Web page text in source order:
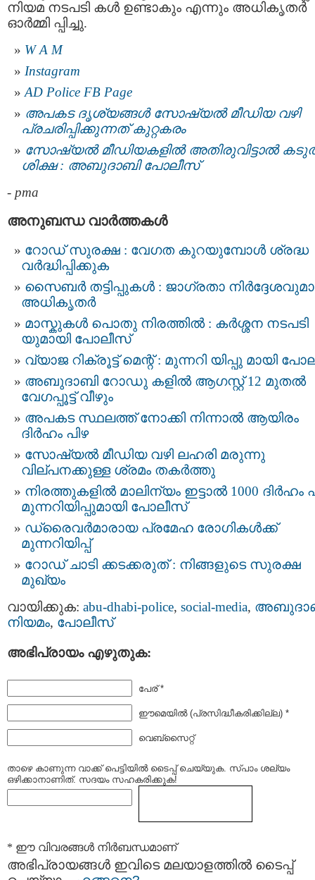
നിയമ നടപടി കള്‍ ഉണ്ടാകും എന്നും അധികൃതര്‍
ഓര്‍മ്മി പ്പിച്ചു.
W A M
Instagram
AD Police FB Page
അപകട ദൃശ്യങ്ങൾ സോഷ്യൽ മീഡിയ വഴി
പ്രചരിപ്പിക്കുന്നത് കുറ്റകരം
സോഷ്യല്‍ മീഡിയകളിൽ അതിരുവിട്ടാൽ
ശിക്ഷ : അബുദാബി പോലീസ്
- pma
അനുബന്ധ വാര്‍ത്തകള്‍
റോഡ് സുരക്ഷ : വേഗത കുറയുമ്പോൾ ശ്രദ്ധ
വർദ്ധിപ്പിക്കുക
സൈബർ തട്ടിപ്പുകൾ : ജാഗ്രതാ
അധികൃതര്‍
മാസ്കുകള്‍ പൊതു നിരത്തില്‍ : കര്‍ശ്ശന നടപടി
യുമായി പോലീസ്
വ്യാജ റിക്രൂട്ട് മെന്റ് : മുന്നറി യിപ്പു മായി
അബുദാബി റോഡു കളിൽ ആഗസ്റ്റ് 12 മുതല്‍
വേഗപ്പൂട്ട് വീഴും
അപകട സ്ഥലത്ത് നോക്കി നിന്നാല്‍ ആയിരം
ദിർഹം പിഴ
സോഷ്യല്‍ മീഡിയ വഴി ലഹരി മരുന്നു
വില്പനക്കുള്ള ശ്രമം തകര്‍ത്തു
നിരത്തുകളിൽ മാലിന്യം ഇട്ടാൽ 1000 ദിർഹം
മുന്നറിയിപ്പുമായി പോലീസ്
ഡ്രൈവർമാരായ പ്രമേഹ രോഗികൾക്ക്
മുന്നറിയിപ്പ്
റോഡ് ചാടി ക്കടക്കരുത് : നിങ്ങളുടെ സുരക്ഷ
മുഖ്യം
വായിക്കുക: abu-dhabi-police, social-media,
നിയമം, പോലീസ്
അഭിപ്രായം എഴുതുക:
പേര് *
ഈമെയില്‍ (പ്രസിദ്ധീകരിക്കില്ല) *
വെബ്സൈറ്റ്
താഴെ കാണുന്ന വാക്ക് പെട്ടിയില്‍ ടൈപ്പ്‌ ചെയ്യുക. സ്പാം ശല്യം
ഒഴിക്കാനാണിത്. സദയം സഹകരിക്കുക!
* ഈ വിവരങ്ങള്‍ നിര്‍ബന്ധമാണ്
അഭിപ്രായങ്ങള്‍ ഇവിടെ മലയാളത്തില്‍ ടൈപ്പ്